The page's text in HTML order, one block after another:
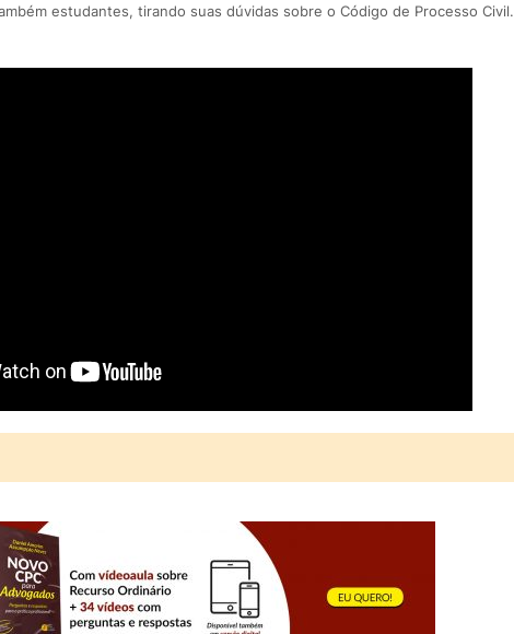
estudantes, tirando suas dúvidas sobre o Código de Processo Civil.